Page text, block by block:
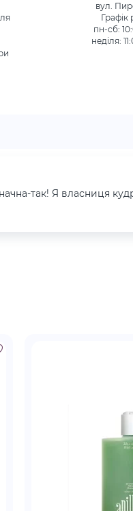
вул.
Графік
пн-сб:
неділя:
так! Я власниця